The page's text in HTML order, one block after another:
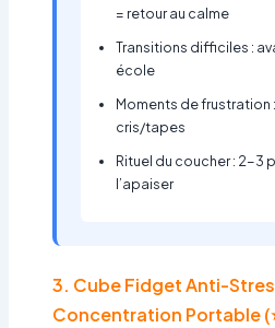
= retour au calme
Transitions difficiles :
école
Moments de frustration
cris/tapes
Rituel du coucher : 2-3
l’apaiser
3. Cube Fidget Anti-
Concentration Portable